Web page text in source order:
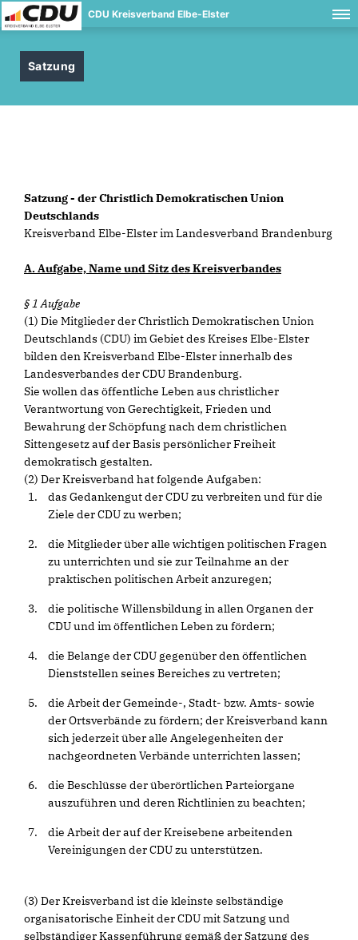
CDU Kreisverband Elbe-Elster
Satzung
Satzung - der Christlich Demokratischen Union
Deutschlands
Kreisverband Elbe-Elster im Landesverband Brandenburg
A. Aufgabe, Name und Sitz des Kreisverbandes
§ 1 Aufgabe
(1) Die Mitglieder der Christlich Demokratischen Union
Deutschlands (CDU) im Gebiet des Kreises Elbe-Elster
bilden den Kreisverband Elbe-Elster innerhalb des
Landesverbandes der CDU Brandenburg.
Sie wollen das öffentliche Leben aus christlicher
Verantwortung von Gerechtigkeit, Frieden und
Bewahrung der Schöpfung nach dem christlichen
Sittengesetz auf der Basis persönlicher Freiheit
demokratisch gestalten.
(2) Der Kreisverband hat folgende Aufgaben:
das Gedankengut der CDU zu verbreiten und für die
Ziele der CDU zu werben;
die Mitglieder über alle wichtigen politischen Fragen
zu unterrichten und sie zur Teilnahme an der
praktischen politischen Arbeit anzuregen;
die politische Willensbildung in allen Organen der
CDU und im öffentlichen Leben zu fördern;
die Belange der CDU gegenüber den öffentlichen
Dienststellen seines Bereiches zu vertreten;
die Arbeit der Gemeinde-, Stadt- bzw. Amts- sowie
der Ortsverbände zu fördern; der Kreisverband kann
sich jederzeit über alle Angelegenheiten der
nachgeordneten Verbände unterrichten lassen;
die Beschlüsse der überörtlichen Parteiorgane
auszuführen und deren Richtlinien zu beachten;
die Arbeit der auf der Kreisebene arbeitenden
Vereinigungen der CDU zu unterstützen.
(3) Der Kreisverband ist die kleinste selbständige
organisatorische Einheit der CDU mit Satzung und
selbständiger Kassenführung gemäß der Satzung des